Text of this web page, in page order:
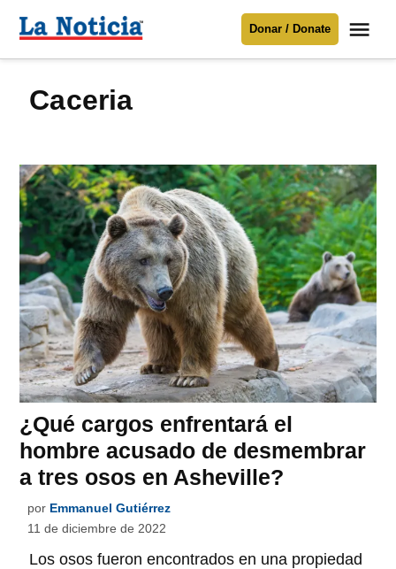
Para mantenerte informado necesitamos
contenido
Noticia
Donar / Donate
caceria
¿Qué cargos enfrentará el
hombre acusado de desmembrar
a tres osos en Asheville?
por Emmanuel Gutiérrez
11 de diciembre de 2022
Los osos fueron encontrados en una propiedad